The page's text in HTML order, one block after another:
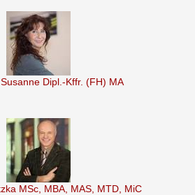
Dipl.-Kffr. (FH) MA
MSc, MBA, MAS, MTD, MiC